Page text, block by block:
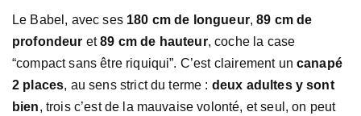
Le Babel, avec ses 180 cm de longueur,89 cm de
profondeur et89 cm de hauteur, coche la case
“compact sans être riquiqui”. C’est clairement uncanapé
2 places, au sens strict du terme : deux adultes y sont
bien, trois c’est de la mauvaise volonté, et seul, on peut